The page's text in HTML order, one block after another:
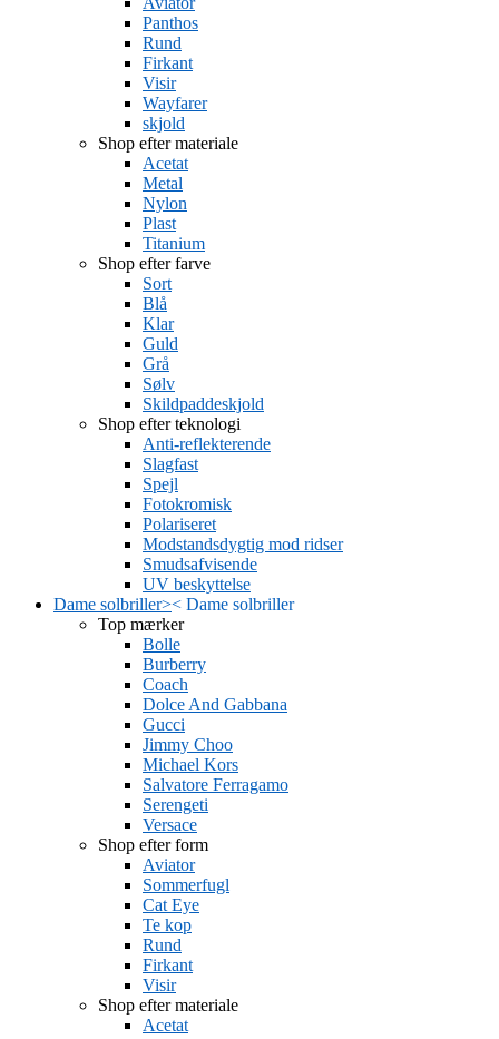
Panthos
Rund
Firkant
Visir
Wayfarer
skjold
Shop efter materiale
Acetat
Metal
Nylon
Plast
Titanium
Shop efter farve
Sort
Blå
Klar
Guld
Grå
Sølv
Skildpaddeskjold
Shop efter teknologi
Anti-reflekterende
Slagfast
Spejl
Fotokromisk
Polariseret
Modstandsdygtig mod ridser
Smudsafvisende
UV beskyttelse
Dame solbriller>< Dame solbriller
Top mærker
Bolle
Burberry
Coach
Dolce And Gabbana
Gucci
Jimmy Choo
Michael Kors
Salvatore Ferragamo
Serengeti
Versace
Shop efter form
Aviator
Sommerfugl
Cat Eye
Te kop
Rund
Firkant
Visir
Shop efter materiale
Acetat